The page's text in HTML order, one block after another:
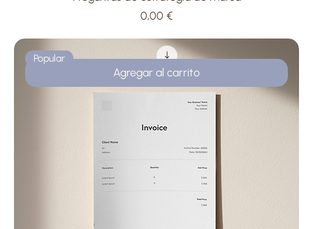
Precio
0,00 €
Agregar al carrito
Popular